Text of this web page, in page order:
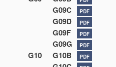
G09C PDF
G09D PDF
G09F PDF
G09G PDF
G10 G10B PDF